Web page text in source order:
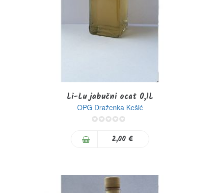
Li-Lu jabučni ocat 0,1L
OPG Draženka Kešić
2,00 €